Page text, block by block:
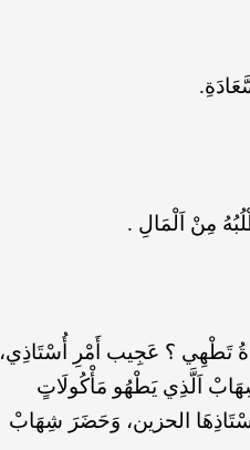
مِنْ اَلْمَالِ .
تَطْهِي ؟ عَجِيب أَمْرِ أُسْتَاذِي،
اَلَّذِي يَطْهُو مَأْكُولَاتٍ
الحزين، وَحَضَرَ شِهَابْ